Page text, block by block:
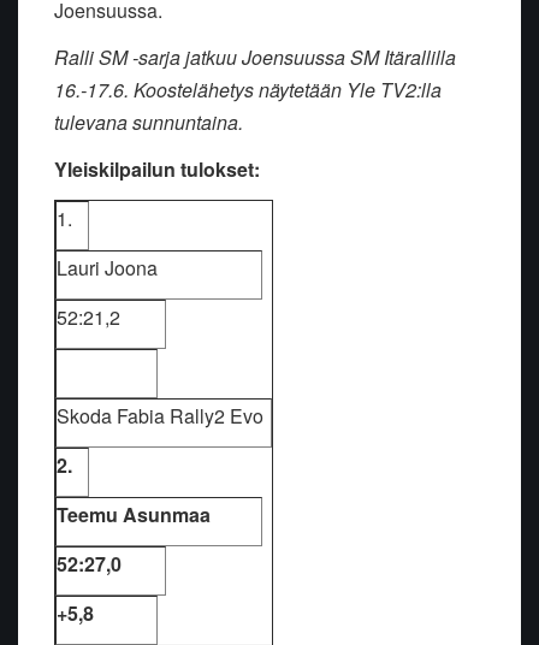
Joensuussa.
Ralli SM -sarja jatkuu Joensuussa SM Itärallilla
16.-17.6. Koostelähetys näytetään Yle TV2:lla
tulevana sunnuntaina.
Yleiskilpailun tulokset:
1.
Lauri Joona
52:21,2
Skoda Fabia Rally2 Evo
2.
Teemu Asunmaa
52:27,0
+5,8